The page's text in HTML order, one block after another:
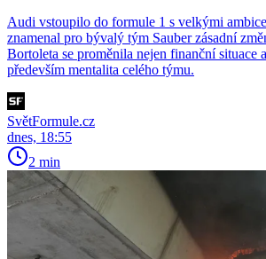
Audi vstoupilo do formule 1 s velkými
znamenal pro bývalý tým Sauber zásadní
Bortoleta se proměnila nejen finanční situace
především mentalita celého týmu.
SvětFormule.cz
dnes, 18:55
2 min